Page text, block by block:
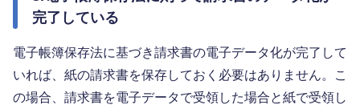
完了している
電子帳簿保存法に基づき請求書の電子データ化が完了して
いれば、紙の請求書を保存しておく必要はありません。こ
の場合、請求書を電子データで受領した場合と紙で受領し